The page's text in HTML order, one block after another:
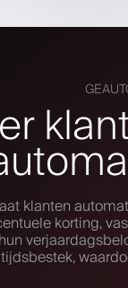
klanten
korting,